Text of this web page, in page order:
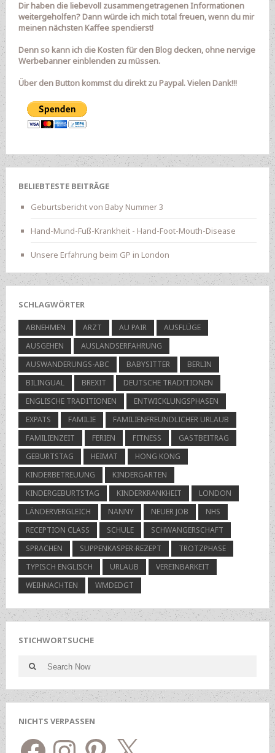
Dir haben die liebevoll zusammengetragenen Informationen
weitergeholfen? Dann würde ich mich total freuen, wenn du mir
meinen nächsten Kaffee spendierst!
Denn so kann ich die Kosten für den Blog decken, ohne nervige
Werbebanner einblenden zu müssen.
Über den Button kommst du direkt zu Paypal. Vielen Dank!!!
BELIEBTESTE BEITRÄGE
Geburtsbericht von Baby Nummer 3
Hand-Mund-Fuß-Krankheit - Hand-Foot-Mouth-Disease
Unsere Erfahrung beim GP in London
SCHLAGWÖRTER
ABNEHMEN ARZT AU PAIR
AUSFLÜGE
AUSGEHEN
AUSLANDSERFAHRUNG
AUSWANDERUNGS-ABC
BABYSITTER
BERLIN
BILINGUAL
BREXIT
DEUTSCHE TRADITIONEN
ENGLISCHE TRADITIONEN
ENTWICKLUNGSPHASEN
EXPATS
FAMILIE
FAMILIENFREUNDLICHER URLAUB
FAMILIENZEIT
FERIEN FITNESS
GASTBEITRAG
GEBURTSTAG
HEIMAT
HONG KONG
KINDERBETREUUNG
KINDERGARTEN
KINDERGEBURTSTAG
KINDERKRANKHEIT
LONDON
LÄNDERVERGLEICH
NANNY NEUER JOB
NHS
RECEPTION CLASS
SCHULE
SCHWANGERSCHAFT
SPRACHEN
SUPPENKASPER-REZEPT
TROTZPHASE
TYPISCH ENGLISCH
URLAUB
VEREINBARKEIT
WEIHNACHTEN
WMDEDGT
STICHWORTSUCHE
Search
for:
Search
NICHTS VERPASSEN
Facebook
Instagram Pinterest